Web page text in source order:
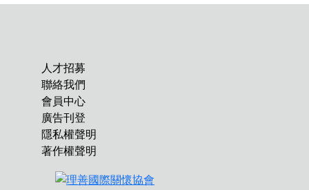
人才招募
聯絡我們
會員中心
廣告刊登
隱私權聲明
著作權聲明